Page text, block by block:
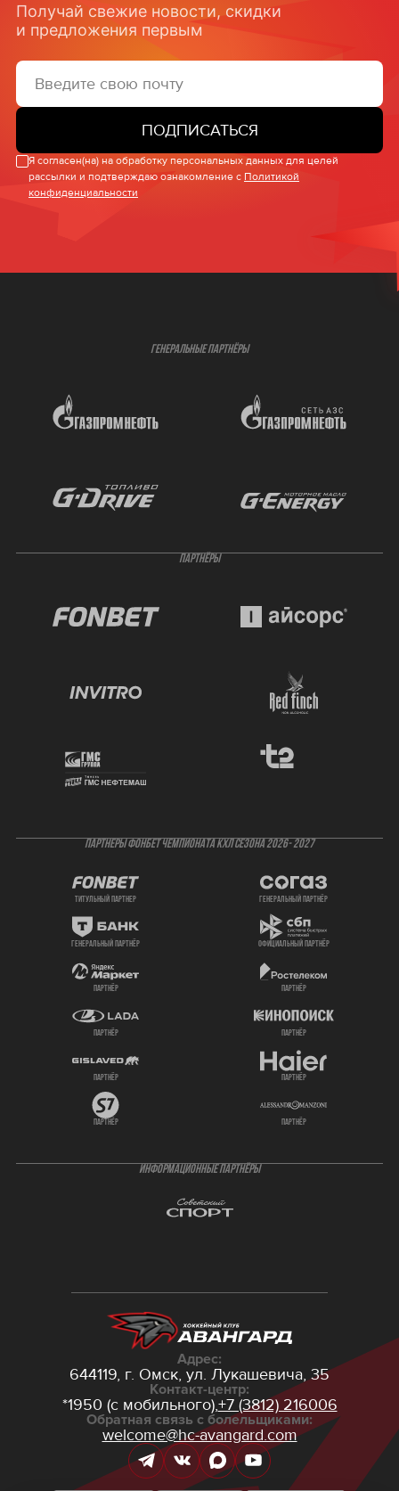
Получай свежие новости, скидки
и предложения первым
ПОДПИСАТЬСЯ
Я согласен(на) на обработку персональных данных для целей
рассылки и подтверждаю ознакомление с Политикой
конфиденциальности
ГЕНЕРАЛЬНЫЕ ПАРТНЁРЫ
ПАРТНЁРЫ
ПАРТНЕРЫ ФОНБЕТ ЧЕМПИОНАТА КХЛ СЕЗОНА 2026- 2027
титульный партнер генеральный партнёр
генеральный партнёр официальный партнёр
партнёр партнёр
партнёр партнёр
партнёр партнёр
партнёр партнёр
ИНФОРМАЦИОННЫЕ ПАРТНЁРЫ
Адрес:
644119, г. Омск, ул. Лукашевича, 35
Контакт-центр:
*1950 (с мобильного),+7 (3812) 216006
Обратная связь с болельщиками:
welcome@hc-avangard.com